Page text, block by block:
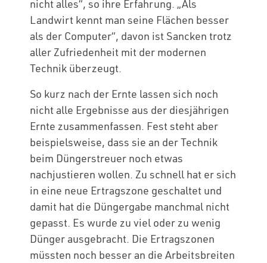
nicht alles“, so ihre Erfahrung. „Als
Landwirt kennt man seine Flächen besser
als der Computer“, davon ist Sancken trotz
aller Zufriedenheit mit der modernen
Technik überzeugt.
So kurz nach der Ernte lassen sich noch
nicht alle Ergebnisse aus der diesjährigen
Ernte zusammenfassen. Fest steht aber
beispielsweise, dass sie an der Technik
beim Düngerstreuer noch etwas
nachjustieren wollen. Zu schnell hat er sich
in eine neue Ertragszone geschaltet und
damit hat die Düngergabe manchmal nicht
gepasst. Es wurde zu viel oder zu wenig
Dünger ausgebracht. Die Ertragszonen
müssten noch besser an die Arbeitsbreiten